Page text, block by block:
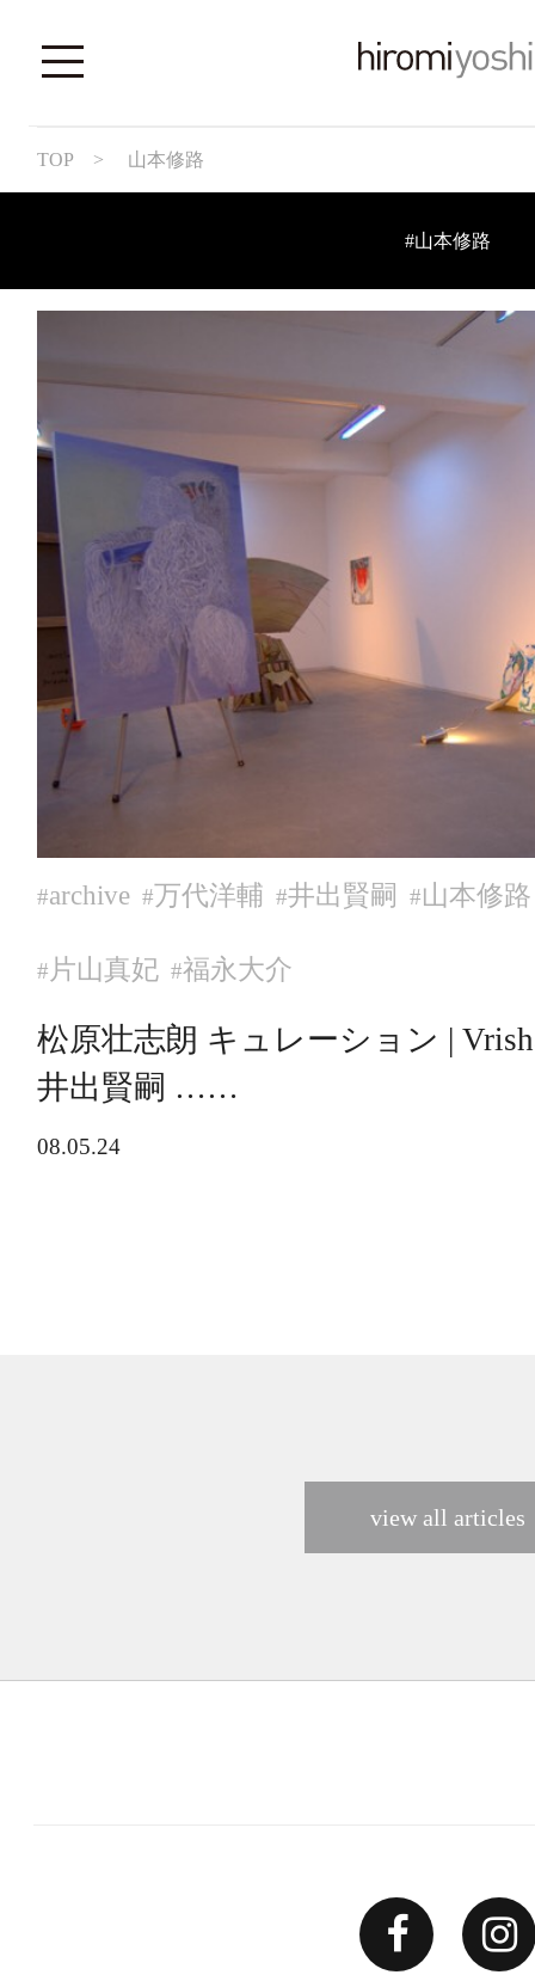
TOP > 山本修路
#山本修路
#archive #万代洋輔 #井出賢嗣 #山本修路
#片山真妃 #福永大介
松原壮志朗 キュレーション |
井出賢嗣 ……
08.05.24
view all articles